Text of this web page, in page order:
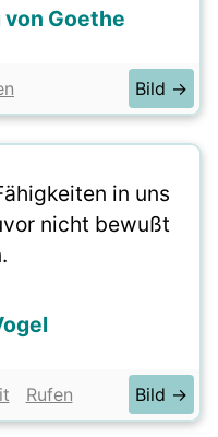
Goethe
Bild →
in uns
nicht bewußt
Rufen Bild →